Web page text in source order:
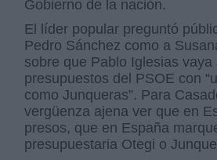
Gobierno de la nación.
El líder popular preguntó
Pedro Sánchez como a
sobre que Pablo Iglesias vaya
presupuestos del PSOE con
como Junqueras”. Para
vergüenza ajena ver que en
presos, que en España
presupuestaria Otegi o